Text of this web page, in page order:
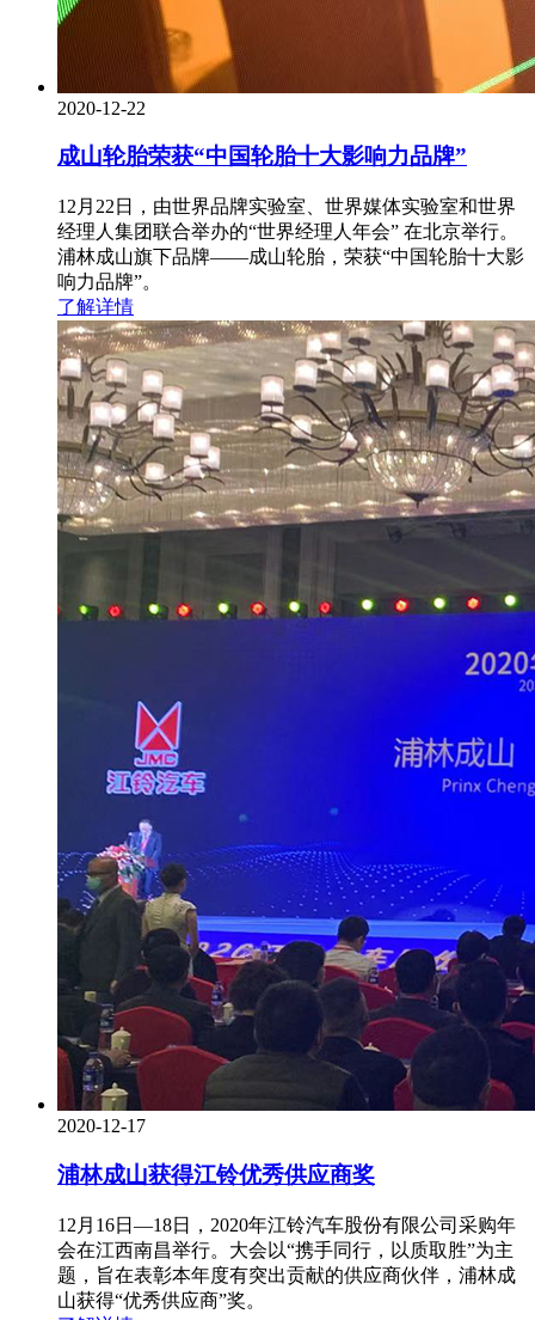
2020-12-22
成山轮胎荣获“中国轮胎十大影响力品牌”
12月22日，由世界品牌实验室、世界媒体实验室和世界
经理人集团联合举办的“世界经理人年会” 在北京举行。
浦林成山旗下品牌——成山轮胎，荣获“中国轮胎十大影
响力品牌”。
了解详情
2020-12-17
浦林成山获得江铃优秀供应商奖
12月16日—18日，2020年江铃汽车股份有限公司采购年
会在江西南昌举行。大会以“携手同行，以质取胜”为主
题，旨在表彰本年度有突出贡献的供应商伙伴，浦林成
山获得“优秀供应商”奖。